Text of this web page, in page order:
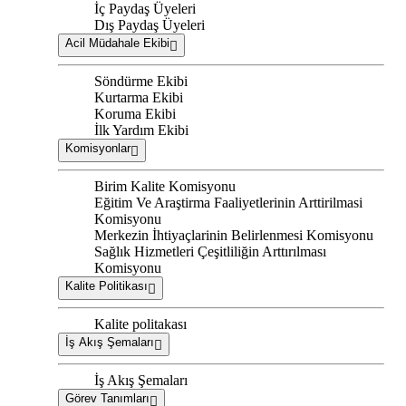
İç Paydaş Üyeleri
Dış Paydaş Üyeleri
Acil Müdahale Ekibi
Söndürme Ekibi
Kurtarma Ekibi
Koruma Ekibi
İlk Yardım Ekibi
Komisyonlar
Birim Kalite Komisyonu
Eğitim Ve Araştirma Faaliyetlerinin Arttirilmasi
Komisyonu
Merkezin İhtiyaçlarinin Belirlenmesi Komisyonu
Sağlık Hizmetleri Çeşitliliğin Arttırılması
Komisyonu
Kalite Politikası
Kalite politakası
İş Akış Şemaları
İş Akış Şemaları
Görev Tanımları